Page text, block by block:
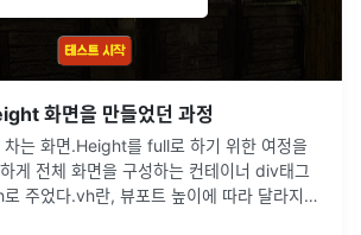
화면을 만들었던 과정
차는 화면.Height를 full로 하기 위한 여정을
게 전체 화면을 구성하는 컨테이너 div태그
주었다.vh란, 뷰포트 높이에 따라 달라지는